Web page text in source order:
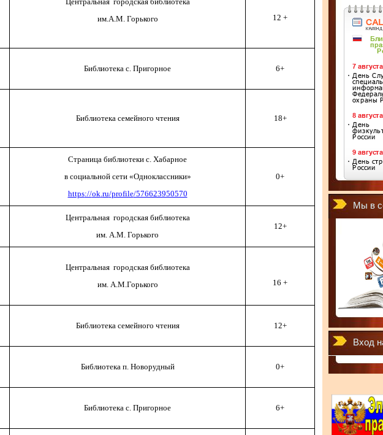
им.А.М. Горького
12 +
Библиотека с. Пригорное 6+
Библиотека семейного чтения 18+
Страница библиотеки с. Хабарное
в социальной сети «Одноклассники»
https://ok ru/profile/576623950570
0+
Центральная городская библиотека
им. А.М. Горького
12+
Центральная городская библиотека
им. А.М.Горького
16 +
Библиотека семейного чтения 12+
Библиотека п. Новорудный 0+
Библиотека с. Пригорное 6+
Мы в
Вход